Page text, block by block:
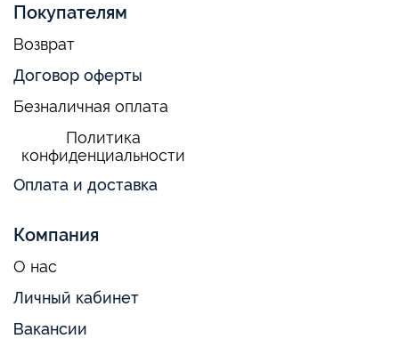
Покупателям
Возврат
Договор оферты
Безналичная оплата
Политика
конфиденциальности
Оплата и доставка
Компания
О нас
Личный кабинет
Вакансии